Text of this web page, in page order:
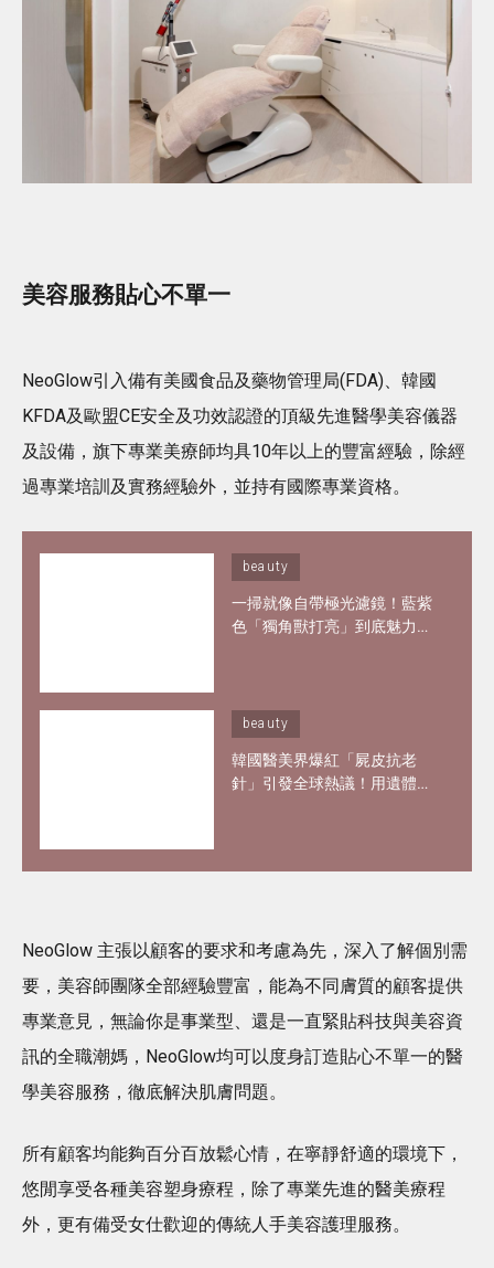
美容服務貼心不單一
NeoGlow引入備有美國食品及藥物管理局(FDA)、韓國
KFDA及歐盟CE安全及功效認證的頂級先進醫學美容儀器
及設備，旗下專業美療師均具10年以上的豐富經驗，除經
過專業培訓及實務經驗外，並持有國際專業資格。
beauty
一掃就像自帶極光濾鏡！藍紫
色「獨角獸打亮」到底魅力何
beauty
韓國醫美界爆紅「屍皮抗老
針」引發全球熱議！用遺體皮
NeoGlow 主張以顧客的要求和考慮為先，深入了解個別需
要，美容師團隊全部經驗豐富，能為不同膚質的顧客提供
專業意見，無論你是事業型、還是一直緊貼科技與美容資
訊的全職潮媽，NeoGlow均可以度身訂造貼心不單一的醫
學美容服務，徹底解決肌膚問題。
所有顧客均能夠百分百放鬆心情，在寧靜舒適的環境下，
悠閒享受各種美容塑身療程，除了專業先進的醫美療程
外，更有備受女仕歡迎的傳統人手美容護理服務。